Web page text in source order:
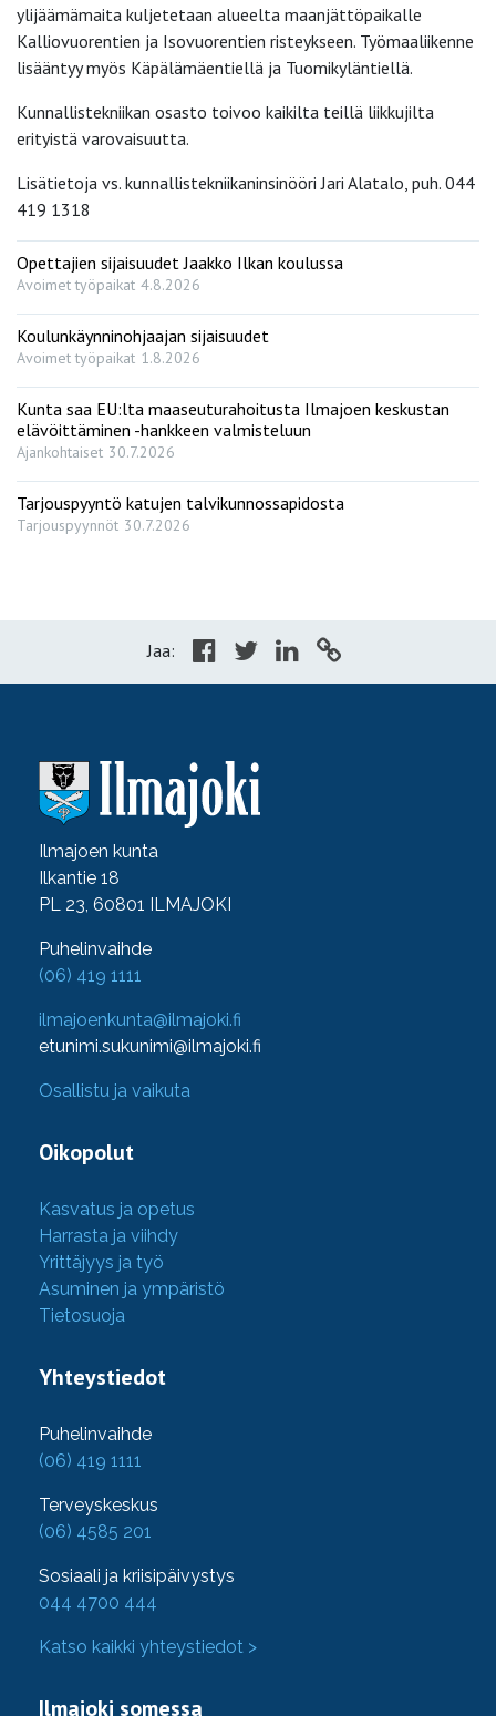
ylijäämämaita kuljetetaan alueelta maanjättöpaikalle
Kalliovuorentien ja Isovuorentien risteykseen. Työmaaliikenne
lisääntyy myös Käpälämäentiellä ja Tuomikyläntiellä.
Kunnallistekniikan osasto toivoo kaikilta teillä liikkujilta
erityistä varovaisuutta.
Lisätietoja vs. kunnallistekniikaninsinööri Jari Alatalo, puh. 044
419 1318
Opettajien sijaisuudet Jaakko Ilkan koulussa
Avoimet työpaikat 4.8.2026
Koulunkäynninohjaajan sijaisuudet
Avoimet työpaikat 1.8.2026
Kunta saa EU:lta maaseuturahoitusta Ilmajoen keskustan
elävöittäminen -hankkeen valmisteluun
Ajankohtaiset 30.7.2026
Tarjouspyyntö katujen talvikunnossapidosta
Tarjouspyynnöt 30.7.2026
Jaa:
Ilmajoen kunta
Ilkantie 18
PL 23, 60801 ILMAJOKI
Puhelinvaihde
(06) 419 1111
ilmajoenkunta@ilmajoki.fi
etunimi.sukunimi@ilmajoki.fi
Osallistu ja vaikuta
Oikopolut
Kasvatus ja opetus
Harrasta ja viihdy
Yrittäjyys ja työ
Asuminen ja ympäristö
Tietosuoja
Yhteystiedot
Puhelinvaihde
(06) 419 1111
Terveyskeskus
(06) 4585 201
Sosiaali ja kriisipäivystys
044 4700 444
Katso kaikki yhteystiedot >
Ilmajoki somessa